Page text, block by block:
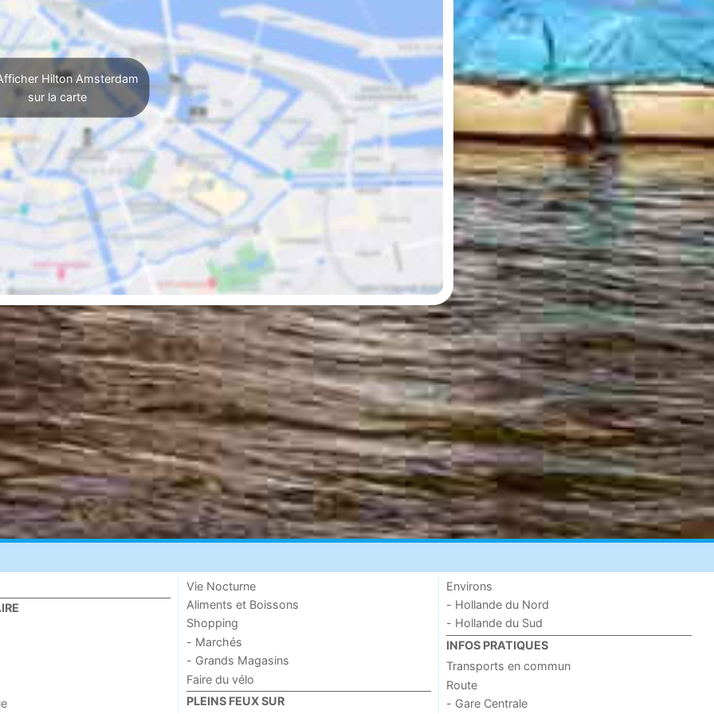
Hilton Amsterdam
sur la carte
Vie Nocturne
Aliments et Boissons
Shopping
- Marchés
- Grands Magasins
Faire du vélo
PLEINS FEUX SUR
Environs
- Hollande du Nord
- Hollande du Sud
INFOS PRATIQUES
Transports en commun
Route
- Gare Centrale